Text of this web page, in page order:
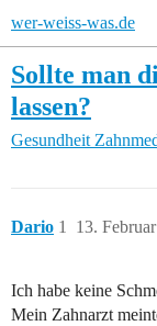
wer-weiss-was.de
Sollte man
lassen?
Gesundheit
Dario 13.
1
Ich habe keine
Mein Zahnarzt